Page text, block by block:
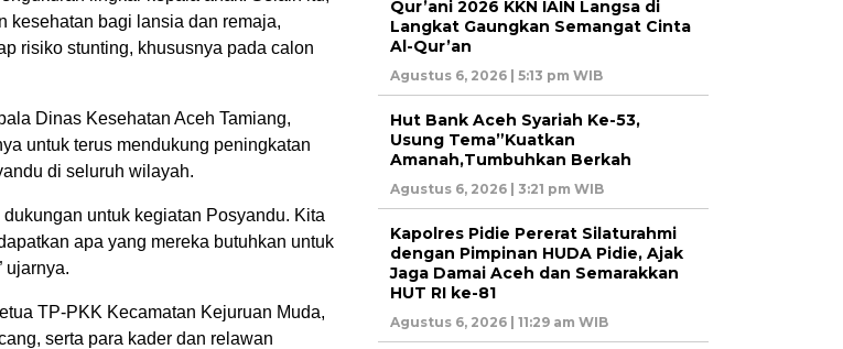
kesehatan bagi lansia dan remaja,
risiko stunting, khususnya pada calon
Dinas Kesehatan Aceh Tamiang,
untuk terus mendukung peningkatan
di seluruh wilayah.
untuk kegiatan Posyandu. Kita
apa yang mereka butuhkan untuk
ujarnya.
TP-PKK Kecamatan Kejuruan Muda,
serta para kader dan relawan
Qur’ani 2026 KKN IAIN Langsa di
Langkat Gaungkan Semangat Cinta
Al-Qur’an
Agustus 6, 2026 | 5:13 pm WIB
Hut Bank Aceh Syariah Ke-53,
Usung Tema”Kuatkan
Amanah,Tumbuhkan Berkah
Agustus 6, 2026 | 3:21 pm WIB
Kapolres Pidie Pererat Silaturahmi
dengan Pimpinan HUDA Pidie, Ajak
Jaga Damai Aceh dan Semarakkan
HUT RI ke-81
Agustus 6, 2026 | 11:29 am WIB